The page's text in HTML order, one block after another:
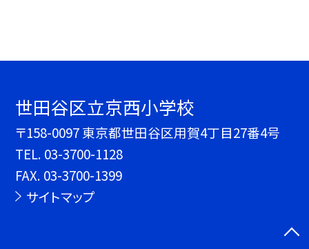
世田谷区立京西小学校
〒158-0097 東京都世田谷区用賀4丁目27番4号
TEL. 03-3700-1128
FAX. 03-3700-1399
サイトマップ